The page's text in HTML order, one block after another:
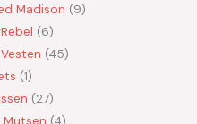
Madison 9
6
45
1
27